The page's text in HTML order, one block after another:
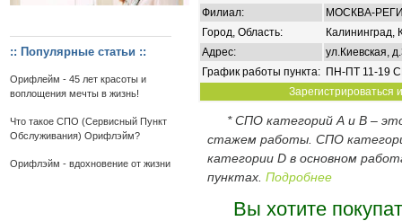
:: Популярные статьи ::
Орифлейм - 45 лет красоты и
воплощения мечты в жизнь!
Что такое СПО (Сервисный Пункт
Обслуживания) Орифлэйм?
Орифлэйм - вдохновение от жизни
Филиал:
МОСКВА-
Город, Область:
Калининград,
Адрес:
ул.Киевская,
График работы пункта: ПН-ПТ 11-19
Зарегистрироваться
* СПО категорий А и В –
стажем работы. СПО
категории D в основном
пунктах. Подробнее
Вы хотите